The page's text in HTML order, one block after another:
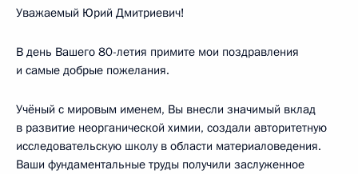
Уважаемый Юрий Дмитриевич!
В день Вашего 80-летия примите мои поздравления
и самые добрые пожелания.
Учёный с мировым именем, Вы внесли значимый вклад
в развитие неорганической химии, создали авторитетную
исследовательскую школу в области материаловедения.
Ваши фундаментальные труды получили заслуженное